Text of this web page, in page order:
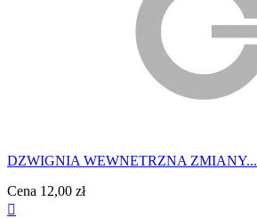
DZWIGNIA WEWNETRZNA ZMIANY...
Cena 12,00 zł
